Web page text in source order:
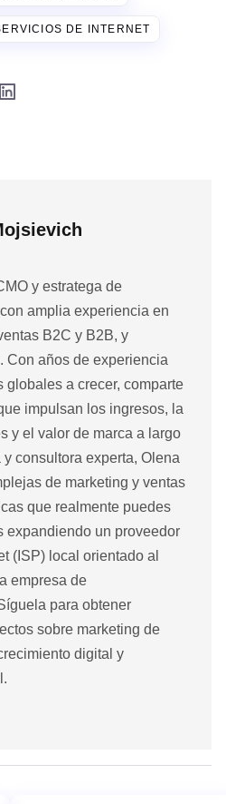
DE INTERNET
y estratega de
amplia experiencia en
B2C y B2B, y
Con años de experiencia
globales a crecer, comparte
impulsan los ingresos, la
y el valor de marca a largo
consultora experta, Olena
de marketing y ventas
que realmente puedes
expandiendo un proveedor
(ISP) local orientado al
empresa de
para obtener
sobre marketing de
digital y